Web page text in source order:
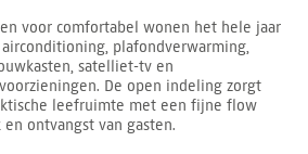
voor comfortabel wonen het hele jaar
plafondverwarming,
satelliet-tv en
De open indeling zorgt
leefruimte met een fijne flow
ontvangst van gasten.